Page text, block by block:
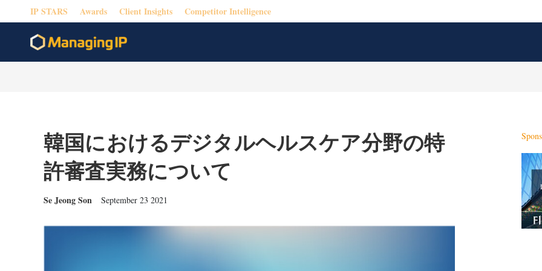
IP STARS Awards Client Insights Competitor Intelligence
韓国におけるデジタルヘルスケア分野の特
許審査実務について
Se Jeong Son September 23 2021
n
a
o